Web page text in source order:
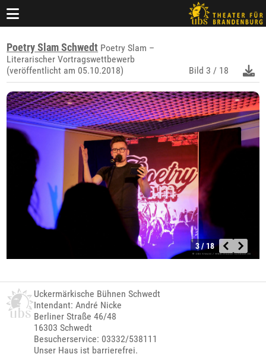
Poetry Slam Schwedt Poetry Slam –
Literarischer Vortragswettbewerb
(veröffentlicht am 05.10.2018)
Bild 3 / 18
3 / 18
Uckermärkische Bühnen Schwedt
Intendant: André Nicke
Berliner Straße 46/48
16303 Schwedt
Besucherservice: 03332/538111
Unser Haus ist barrierefrei.